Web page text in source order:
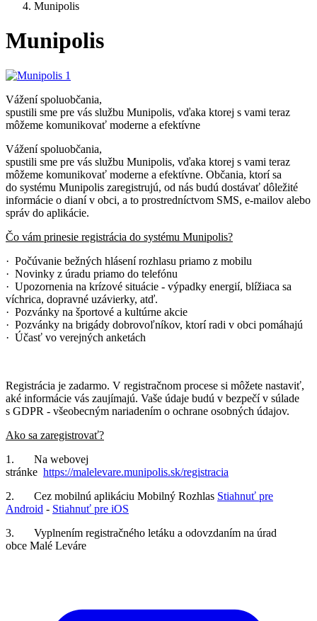
Munipolis
Munipolis
Vážení spoluobčania,
spustili sme pre vás službu Munipolis, vďaka ktorej s vami teraz
môžeme komunikovať moderne a efektívne
Vážení spoluobčania,
spustili sme pre vás službu Munipolis, vďaka ktorej s vami teraz
môžeme komunikovať moderne a efektívne. Občania, ktorí sa
do systému Munipolis zaregistrujú, od nás budú dostávať dôležité
informácie o dianí v obci, a to prostredníctvom SMS, e-mailov alebo
správ do aplikácie.
Čo vám prinesie registrácia do systému Munipolis?
· Počúvanie bežných hlásení rozhlasu priamo z mobilu
· Novinky z úradu priamo do telefónu
· Upozornenia na krízové situácie - výpadky energií, blížiaca sa
víchrica, dopravné uzávierky, atď.
· Pozvánky na športové a kultúrne akcie
· Pozvánky na brigády dobrovoľníkov, ktorí radi v obci pomáhajú
· Účasť vo verejných anketách
Registrácia je zadarmo. V registračnom procese si môžete nastaviť,
aké informácie vás zaujímajú. Vaše údaje budú v bezpečí v súlade
s GDPR - všeobecným nariadením o ochrane osobných údajov.
Ako sa zaregistrovať?
1. Na webovej
stránke https://malelevare.munipolis.sk/registracia
2. Cez mobilnú aplikáciu Mobilný Rozhlas Stiahnuť pre
Android - Stiahnuť pre iOS
3. Vyplnením registračného letáku a odovzdaním na úrad
obce Malé Leváre